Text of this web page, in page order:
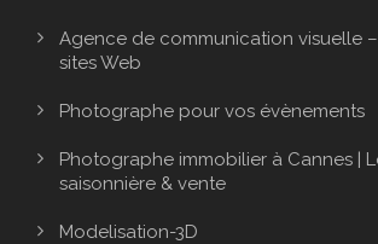
Agence de communication visuelle
sites Web
Photographe pour vos évènements
Photographe immobilier à Cannes |
saisonnière & vente
Modelisation-3D